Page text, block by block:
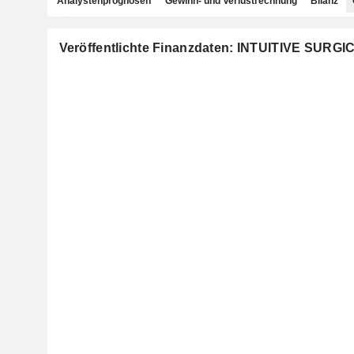
Veröffentlichte Finanzdaten: INTUITIVE